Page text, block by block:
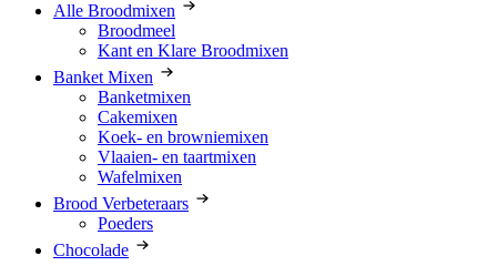
Alle Broodmixen
Broodmeel
Kant en Klare Broodmixen
Banket Mixen
Banketmixen
Cakemixen
Koek- en browniemixen
Vlaaien- en taartmixen
Wafelmixen
Brood Verbeteraars
Poeders
Chocolade